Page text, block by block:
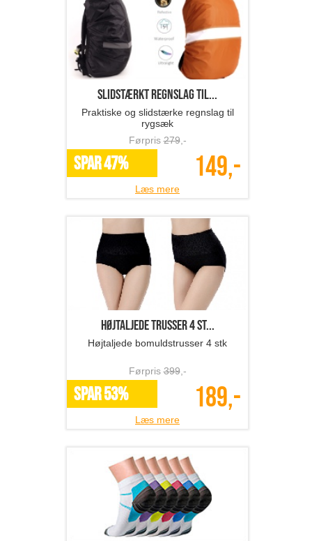
Slidstærkt regnslag til...
Praktiske og slidstærke regnslag til
rygsæk
Førpris279,-
SPAR 47% 149,-
Læs mere
Højtaljede trusser 4 st...
Højtaljede bomuldstrusser 4 stk
Førpris399,-
SPAR 53% 189,-
Læs mere